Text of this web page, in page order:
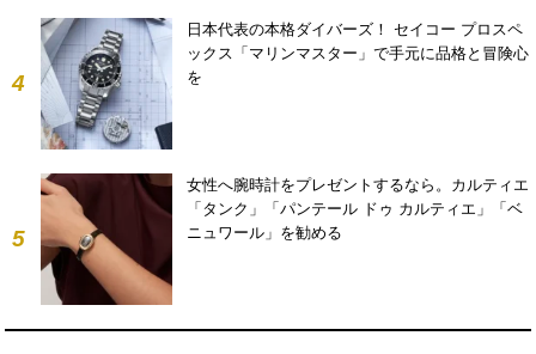
4
日本代表の本格ダイバーズ！ セイコー プロスペ
ックス「マリンマスター」で手元に品格と冒険心
を
5
女性へ腕時計をプレゼントするなら。カルティエ
「タンク」「パンテール ドゥ カルティエ」「ベ
ニュワール」を勧める